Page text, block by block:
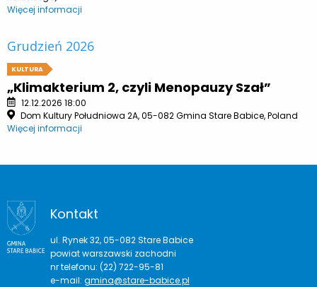
Więcej informacji
Grudzień 2026
KULTURA
„Klimakterium 2, czyli Menopauzy Szał”
12.12.2026 18:00
Dom Kultury Południowa 2A, 05-082 Gmina Stare Babice, Poland
Więcej informacji
Kontakt
ul. Rynek 32, 05-082 Stare Babice
powiat warszawski zachodni
nr telefonu: (22) 722-95-81
e-mail: gmina@stare-babice.pl